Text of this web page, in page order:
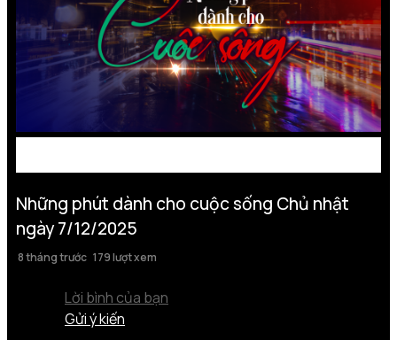
Những phút dành cho cuộc sống Chủ nhật
ngày 7/12/2025
8 tháng trước 179 lượt xem
Lời bình của bạn
Gửi ý kiến